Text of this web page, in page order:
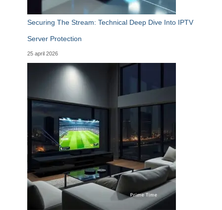
Securing The Stream: Technical Deep Dive Into IPTV
Server Protection
25 april 2026